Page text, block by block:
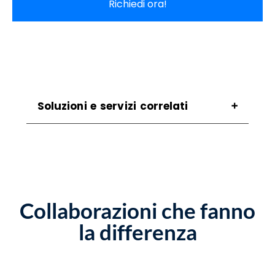
Richiedi ora!
Soluzioni e servizi correlati
Noleggio Stampanti Pontelandolfo
Noleggio Stampanti Termiche
Pontelandolfo
Vendita Stampanti Pontelandolfo
Collaborazioni che fanno
la differenza